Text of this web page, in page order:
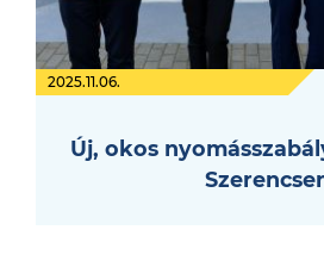
2025.11.06.
Új, okos